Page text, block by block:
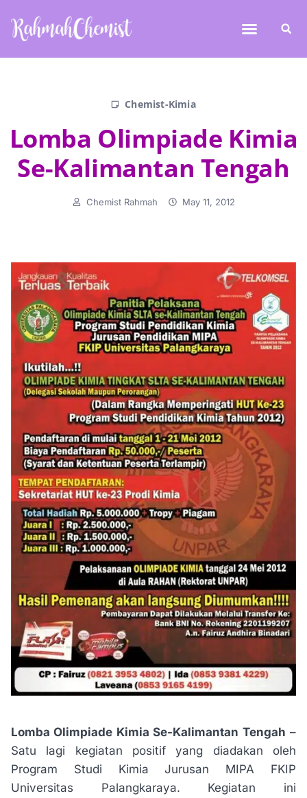
Chemist-Kimia
Lomba Olimpiade Kimia
Se-Kalimantan Tengah
Chemist Rahmah May 11, 2012
Lomba Olimpiade Kimia Se-Kalimantan Tengah –
Satu lagi kegiatan positif yang diadakan oleh
Program Studi Kimia Jurusan MIPA FKIP
Universitas Palangkaraya. Kegiatan ini